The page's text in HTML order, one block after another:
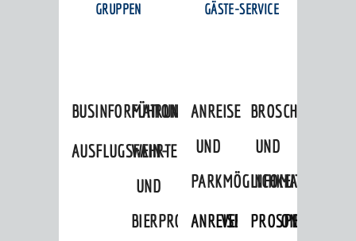
GRUPPEN
BUSINFORMATION
FÜHRUNGEN
AUSFLUGSFAHRTEN
WEIN-
UND
BIERPROBEN
GÄSTE-SERVICE
ANREISE
UND
PARKMÖGLICHKEITEN
ANREISEVERKEHR
BROSCHÜREN
UND
INFOMATERIAL
ONLINE-